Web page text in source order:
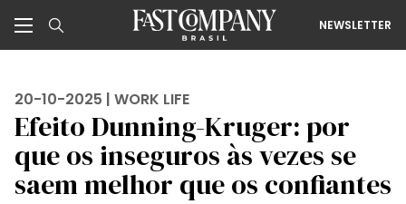
NEWSLETTER
20-10-2025 | WORK LIFE
Efeito Dunning-Kruger: por
que os inseguros às vezes se
saem melhor que os confiantes